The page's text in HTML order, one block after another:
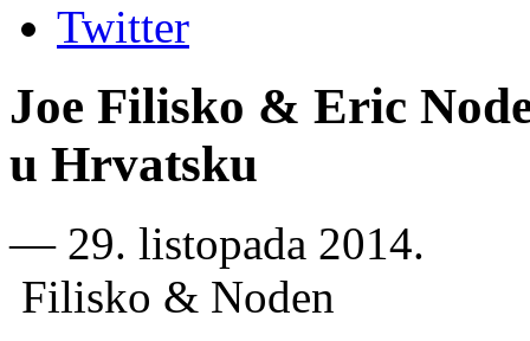
Twitter
Joe Filisko & Eric
u Hrvatsku
― 29. listopada 2014.
Filisko & Noden